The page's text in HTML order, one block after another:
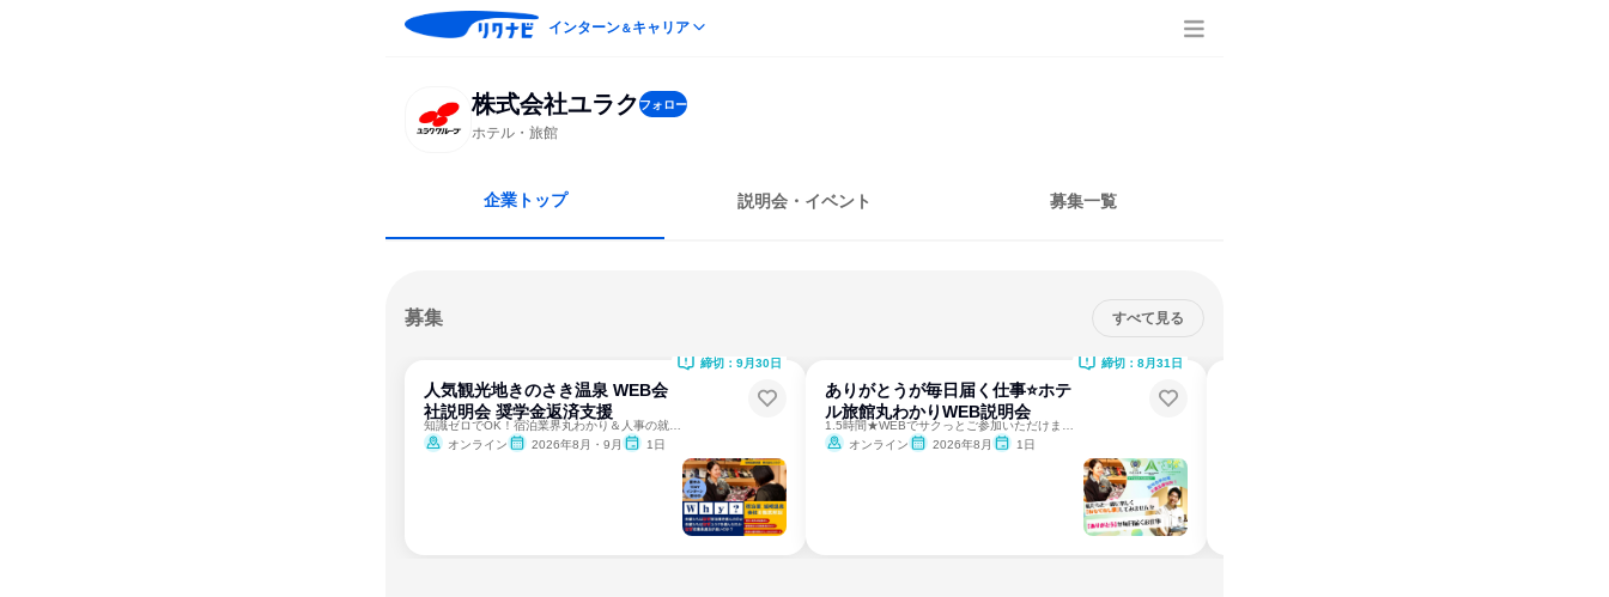
インターン＆キャリア
株式会社ユラクフォロー
ホテル・旅館
企業トップ 説明会・イベント 募集一覧
募集 すべて見る
人気観光地きのさき温泉 WEB会
社説明会 奨学金返済支援
オンライン
2026年8月・9月 1日
締切：9月30日
ありがとうが毎日届く仕事⭐ホテ
ル旅館丸わかりWEB説明会
オンライン
2026年8月 1日
締切：8月31日